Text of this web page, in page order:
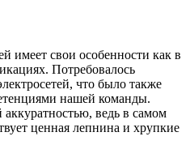
имеет свои особенности как в
Потребовалось
что было также
нашей команды.
ведь в самом
ценная лепнина и хрупкие